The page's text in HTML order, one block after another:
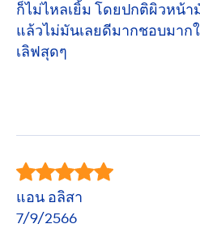
ก็ไม่ไหลเยิ้ม โดยปกติผิวหน้
แล้วไม่มันเลยดีมากชอบมา
เลิฟสุดๆ
แอน อลิสา
7/9/2566